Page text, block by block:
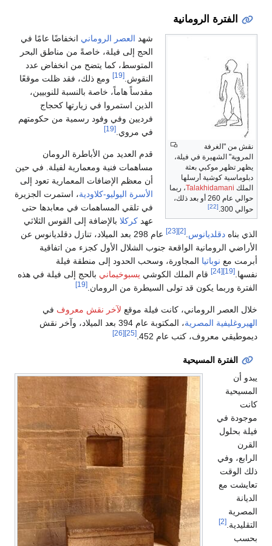
الفترة الرومانية
نقش من "الغرفة
المروية" الشهيرة في فيلة،
يظهر تظهر موكبي بعثة
دبلوماسية كوشية أرسلها
الملك Talakhidamani، ربما
حوالي عام 260 أو بعد ذلك،
حوالي 300.
[22]
شهد العصر الروماني انخفاضًا عامًا في
الحج إلى فيلة، خاصةً من مناطق البحر
المتوسط، كما يتضح من انخفاض عدد
النقوش. [19]
ومع ذلك، فقد ظلت موقعًا
مقدساً هاماً، خاصة بالنسبة للنوبيين،
الذين استمروا في زيارتها كحجاج
فرديين وفي وفود رسمية من حكومتهم
في مروي. [19]
قدم العديد من الأباطرة الرومان
مساهمات فنية ومعمارية لفيلة. في حين
أن معظم الإضافات المعمارية تعود إلى
الأسرة اليوليو-كلاودية، استمرت الجزيرة
في تلقي المساهمات في معابدها حتى
عهد كركلابالإضافة إلى القوس الثلاثي
الذي بناه دقلديانوس [2]
[23]
عام 298 بعد الميلاد، تنازل دقلديانوس عن
الأراضي الرومانية الواقعة جنوب الشلال الأول كجزء من اتفاقية
أبرمت مع نوباتيا المجاورة، وسحب الحدود إلى منطقة فيلة
نفسها. [19]
[24] قام الملك الكوشي يسبوخيماني بالحج إلى فيلة في هذه
الفترة وربما يكون قد تولى السيطرة من الرومان. [19]
خلال العصر الروماني، كانت فيلة موقع لآخر نقش معروف في
الهيروغليفية المصرية
، المكتوبة عام 394 بعد الميلاد، وآخر نقش
ديموطيقي معروف، كتب عام 452.
[25]
[26]
الفترة المسيحية
يبدو أن
المسيحية
كانت
موجودة في
فيلة بحلول
القرن
الرابع، وفي
ذلك الوقت
تعايشت مع
الديانة
المصرية
التقليدية. [2]
بحسب